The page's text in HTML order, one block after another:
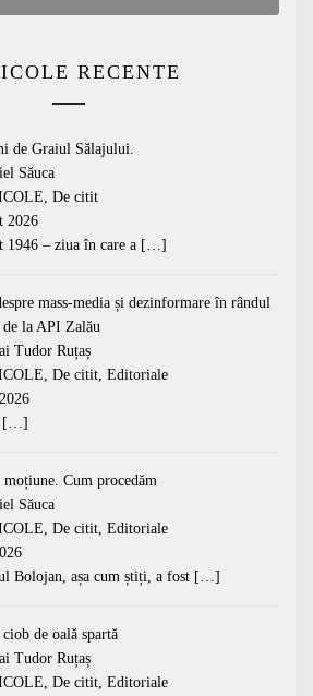
RECENTE
de Graiul Sălajului.
Săuca
, De citit
2026
1946 – ziua în care a […]
mass-media și dezinformare în rândul
la API Zalău
Tudor Ruțaș
, De citit, Editoriale
[…]
Cum procedăm
Săuca
, De citit, Editoriale
Bolojan, așa cum știți, a fost […]
ciob de oală spartă
Tudor Ruțaș
, De citit, Editoriale